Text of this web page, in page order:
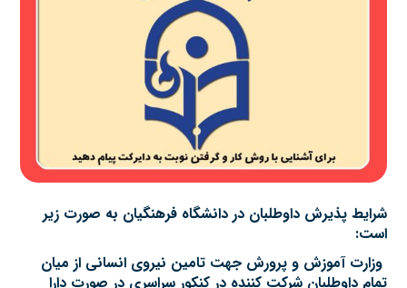
شرایط پذیرش داوطلبان در دانشگاه فرهنگیان به صورت زیر
است:
وزارت آموزش و پرورش جهت تامین نیروی انسانی از میان
تمام داوطلبان شرکت کننده در کنکور سراسری در صورت دارا